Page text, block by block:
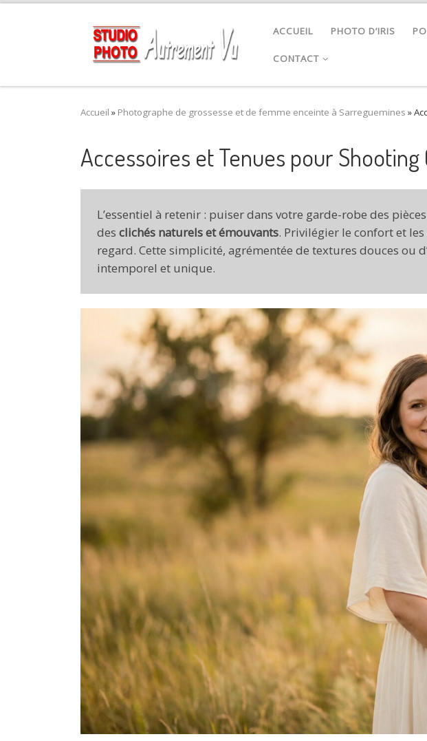
ACCUEIL PHOTO D’IRIS
CONTACT
Accueil » Photographe de grossesse et de femme enceinte à Sarreguemines »
Accessoires et Tenues pour
L’essentiel à retenir : puiser dans votre garde-robe des
des clichés naturels et émouvants. Privilégier le confort et
regard. Cette simplicité, agrémentée de textures douces ou
intemporel et unique.